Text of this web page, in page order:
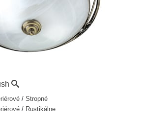
/ Stropné
/ Rustikálne